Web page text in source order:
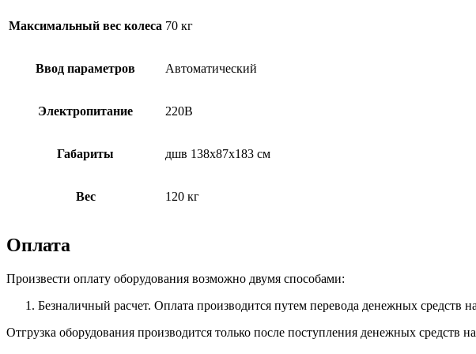
Максимальный вес колеса 70 кг
Ввод параметров Автоматический
Электропитание 220В
Габариты дшв 138х87х183 см
Вес 120 кг
Оплата
Произвести оплату оборудования возможно двумя способами:
Безналичный расчет. Оплата производится путем перевода денежных средств
Отгрузка оборудования производится только после поступления денежных средств